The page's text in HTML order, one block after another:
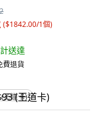
($1842.00/1個)
送達
費退貨
王道卡)